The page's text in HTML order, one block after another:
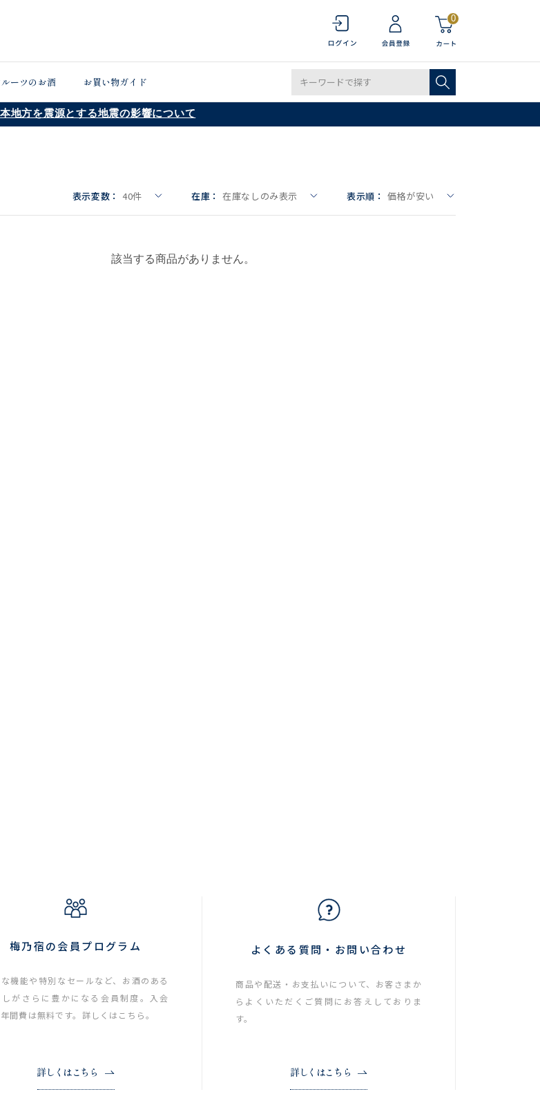
0
ルーツのお酒 お買い物ガイド
地方を震源とする地震の影響について
表示変数： 40件 在庫： 在庫なしのみ表示 表示順： 価格が安い
該当する商品がありません。
梅乃宿の会員プログラム
機能や特別なセールなど、お酒のある
しがさらに豊かになる会員制度。入会
間費は無料です。詳しくはこちら。
詳しくはこちら
よくある質問・お問い合わせ
商品や配送・お支払いについて、お客さまか
らよくいただくご質問にお答えしておりま
す。
詳しくはこちら